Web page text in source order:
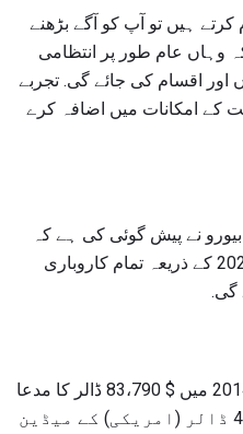
کرتے ہیں تو آپ کو آگے بڑھنے
وہاں عام طور پر انتظامی
اور اقسام کی جائے گی. تجربے
کے امکانات میں اضافہ کرے
نے پیش گوئی کی ہے کہ
اس قبضے میں روزگار ہر روز 2022 کے ذریعہ تمام کاروباری
گی.
حاصل کیا اور 40.28 ڈالر (امریکی) کے میڈین